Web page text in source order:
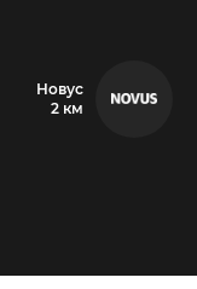
Новус
2 км